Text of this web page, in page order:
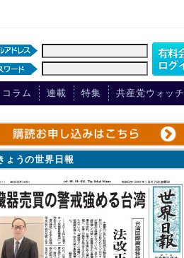
コラム 連載 特集 共産党ウォッチ
ょうの世界日報